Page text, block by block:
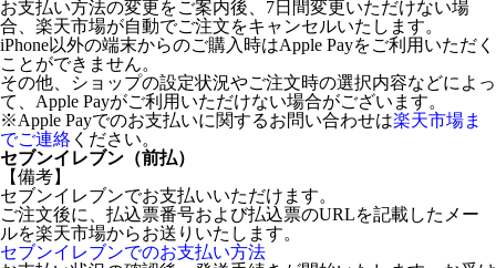
お支払い方法の変更をご案内後、7日間変更いただけない場
合、楽天市場が自動でご注文をキャンセルいたします。
iPhone以外の端末からのご購入時はApple Payをご利用いただく
ことができません。
その他、ショップの設定状況やご注文時の選択内容などによっ
て、Apple Payがご利用いただけない場合がございます。
※Apple Payでのお支払いに関するお問い合わせは楽天市場ま
でご連絡 ください。
セブンイレブン（前払）
【備考】
セブンイレブンでお支払いいただけます。
ご注文後に、払込票番号および払込票のURLを記載したメー
ルを楽天市場からお送りいたします。
セブンイレブンでのお支払い方法